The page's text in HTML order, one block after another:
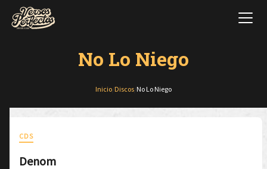
No Lo Niego
Inicio Discos No Lo Niego
CDS
Denom